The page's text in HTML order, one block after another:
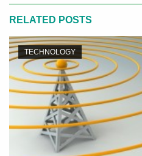
RELATED POSTS
TECHNOLOGY